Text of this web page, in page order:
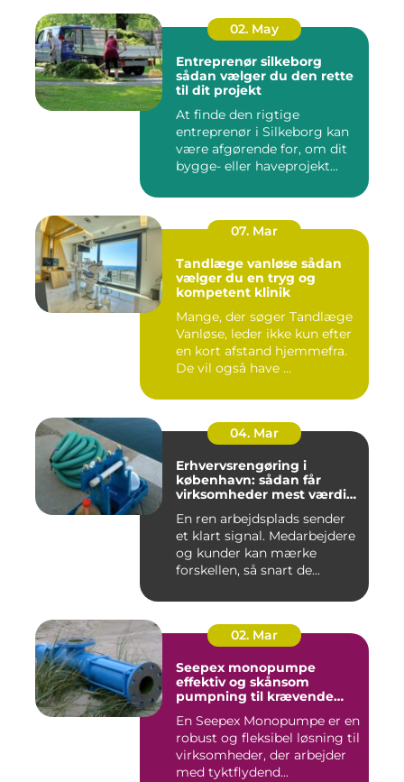
02. May
Entreprenør silkeborg
sådan vælger du den rette
til dit projekt
At finde den rigtige
entreprenør i Silkeborg kan
være afgørende for, om dit
bygge- eller haveprojekt...
07. Mar
Tandlæge vanløse sådan
vælger du en tryg og
kompetent klinik
Mange, der søger Tandlæge
Vanløse, leder ikke kun efter
en kort afstand hjemmefra.
De vil også have ...
04. Mar
Erhvervsrengøring i
københavn: sådan får
virksomheder mest værdi
En ren arbejdsplads sender
et klart signal. Medarbejdere
og kunder kan mærke
forskellen, så snart de...
02. Mar
Seepex monopumpe
effektiv og skånsom
pumpning til krævende
En Seepex Monopumpe er en
robust og fleksibel løsning til
virksomheder, der arbejder
med tyktflydend...